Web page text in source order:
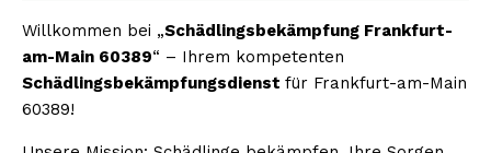
Willkommen bei „Schädlingsbekämpfung Frankfurt-
am-Main 60389“ – Ihrem kompetenten
Schädlingsbekämpfungsdienst für Frankfurt-am-Main
60389!